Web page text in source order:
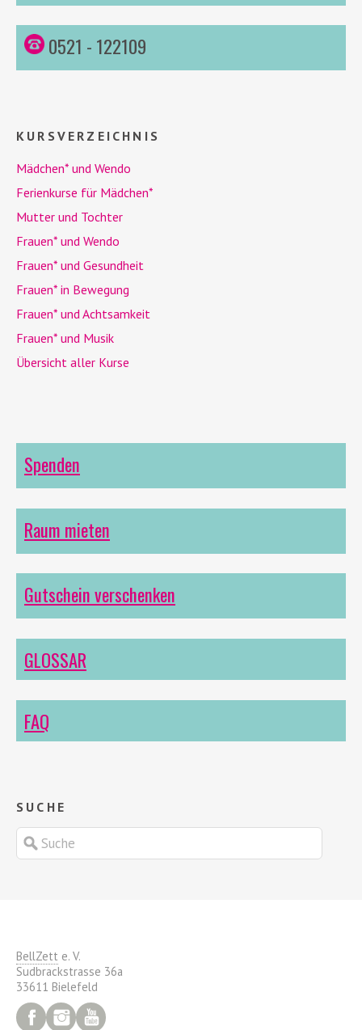
0521 - 122109
KURSVERZEICHNIS
Mädchen* und Wendo
Ferienkurse für Mädchen*
Mutter und Tochter
Frauen* und Wendo
Frauen* und Gesundheit
Frauen* in Bewegung
Frauen* und Achtsamkeit
Frauen* und Musik
Übersicht aller Kurse
Spenden
Raum mieten
Gutschein verschenken
GLOSSAR
FAQ
SUCHE
BellZett e. V.
Sudbrackstrasse 36a
33611 Bielefeld
FacebookInstagram